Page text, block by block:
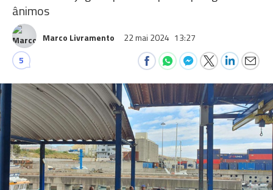
ânimos
Marco Livramento 22 mai 2024 13:27
5